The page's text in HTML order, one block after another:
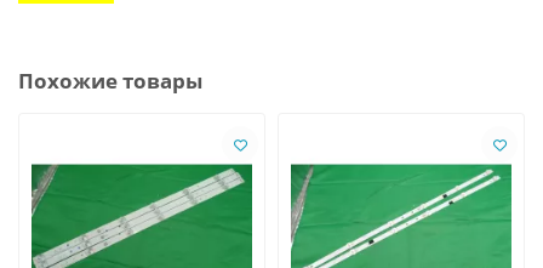
Похожие товары